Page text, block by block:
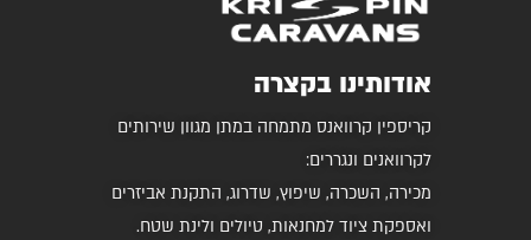
אודותינו בקצרה
קריספין קרוואנס מתמחה במתן מגוון שירותים
לקרוואנים ונגררים:
מכירה, השכרה, שיפוץ, שדרוג, התקנת אביזרים
ואספקת ציוד למחנאות, טיולים ולינת שטח.